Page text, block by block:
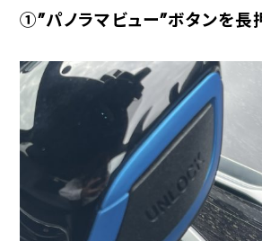
①”パノラマビュー”ボタンを長